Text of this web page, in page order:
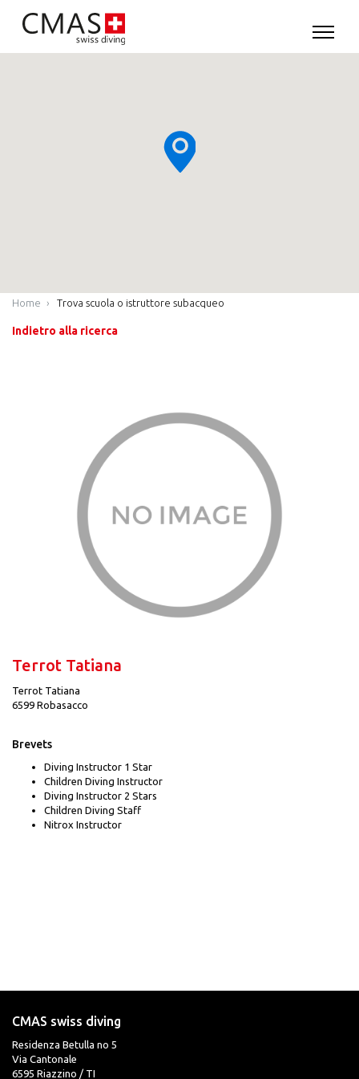
Home Trova scuola o istruttore subacqueo
Indietro alla ricerca
Terrot Tatiana
Terrot Tatiana
6599 Robasacco
Brevets
Diving Instructor 1 Star
Children Diving Instructor
Diving Instructor 2 Stars
Children Diving Staff
Nitrox Instructor
CMAS swiss diving
Residenza Betulla no 5
Via Cantonale
6595 Riazzino / TI